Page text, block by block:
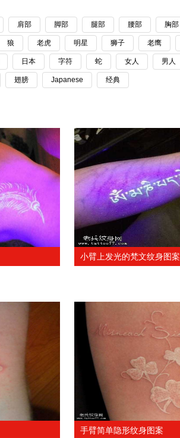
肩部 脚部 腿部 腰部 胸部
狼 老虎 明星 狮子 老鹰
日本 字符 蛇 女人 男人
翅膀 Japanese 经典
小臂上发光的梵文纹身图案
手臂简单隐形纹身图案